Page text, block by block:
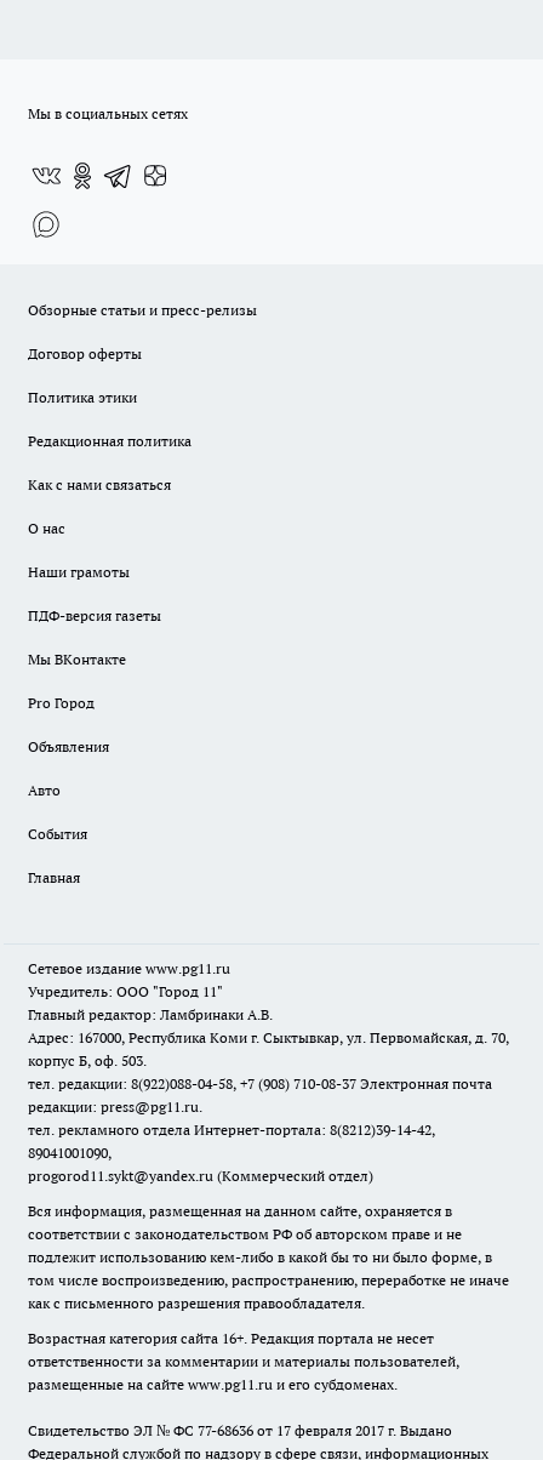
Мы в социальных сетях
Обзорные статьи и пресс-релизы
Договор оферты
Политика этики
Редакционная политика
Как с нами связаться
О нас
Наши грамоты
ПДФ-версия газеты
Мы ВКонтакте
Pro Город
Объявления
Авто
События
Главная
Сетевое издание www.pg11.ru
Учредитель: ООО "Город 11"
Главный редактор: Ламбринаки А.В.
Адрес: 167000, Республика Коми г. Сыктывкар, ул. Первомайская, д. 70,
корпус Б, оф. 503.
тел. редакции: 8(922)088-04-58, +7 (908) 710-08-37 Электронная почта
редакции: press@pg11.ru.
тел. рекламного отдела Интернет-портала: 8(8212)39-14-42,
89041001090,
progorod11.sykt@yandex.ru (Коммерческий отдел)
Вся информация, размещенная на данном сайте, охраняется в
соответствии с законодательством РФ об авторском праве и не
подлежит использованию кем-либо в какой бы то ни было форме, в
том числе воспроизведению, распространению, переработке не иначе
как с письменного разрешения правообладателя.
Возрастная категория сайта 16+. Редакция портала не несет
ответственности за комментарии и материалы пользователей,
размещенные на сайте www.pg11.ru и его субдоменах.
Свидетельство ЭЛ № ФС 77-68636 от 17 февраля 2017 г. Выдано
Федеральной службой по надзору в сфере связи, информационных